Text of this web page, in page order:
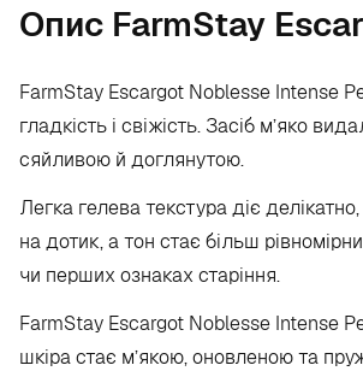
Опис FarmStay
FarmStay Escargot Noblesse Intense
гладкість і свіжість. Засіб м’яко
сяйливою й доглянутою.
Легка гелева текстура діє
на дотик, а тон стає більш
чи перших ознаках старіння.
FarmStay Escargot Noblesse Intense
шкіра стає м’якою, оновленою та